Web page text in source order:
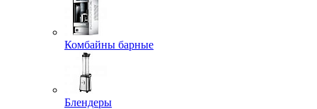
Комбайны барные
Блендеры